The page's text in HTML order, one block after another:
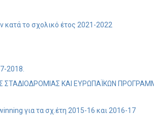
κατά το σχολικό έτος 2021-2022
2018.
ΚΑΙ ΕΥΡΩΠΑΪΚΩΝ
για τα σχ.έτη 2015-16 και 2016-17